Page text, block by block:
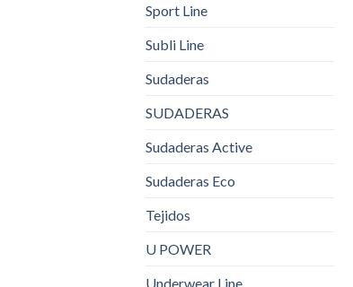
Sport Line
Subli Line
Sudaderas
SUDADERAS
Sudaderas Active
Sudaderas Eco
Tejidos
U POWER
Underwear Line